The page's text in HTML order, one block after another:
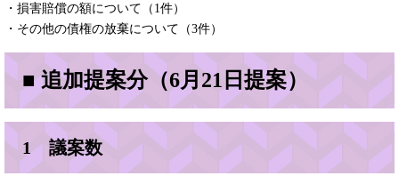
・損害賠償の額について（1件）
・その他の債権の放棄について（3件）
■ 追加提案分（6月21日提案）
1 議案数